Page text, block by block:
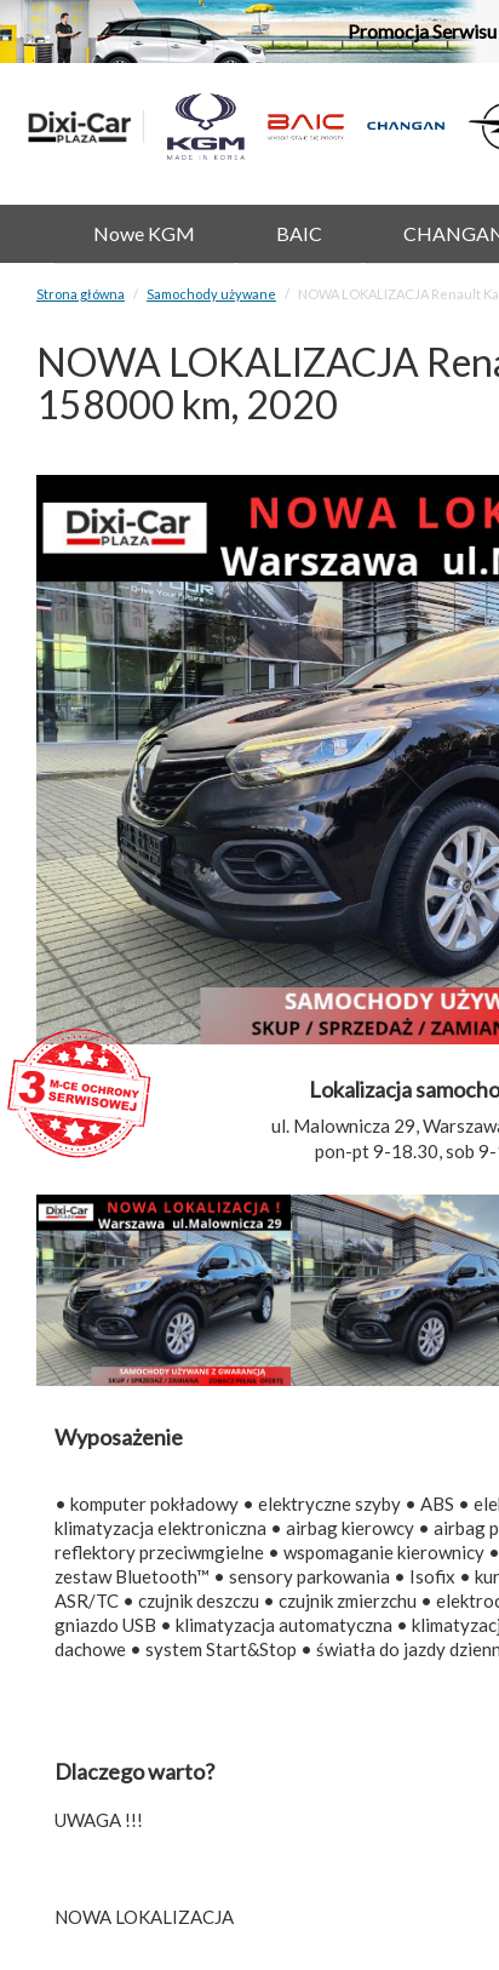
Promocja
Nowe KGM BAIC
Strona główna Samochody używane NOWA LOKALIZACJA Renault
NOWA LOKALIZACJA
158000 km, 2020
Lokalizacja
ul. Malownicza 29,
pon-pt 9-18.30, sob
Wyposażenie
• komputer pokładowy • elektryczne szyby • ABS •
klimatyzacja elektroniczna • airbag kierowcy • airbag
reflektory przeciwmgielne • wspomaganie kierownicy
zestaw Bluetooth™ • sensory parkowania • Isofix •
ASR/TC • czujnik deszczu • czujnik zmierzchu •
gniazdo USB • klimatyzacja automatyczna •
dachowe • system Start&Stop • światła do jazdy
Dlaczego warto?
UWAGA !!!
NOWA LOKALIZACJA